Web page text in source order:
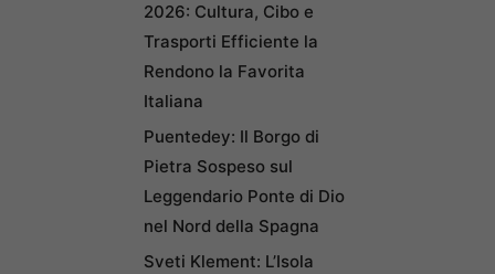
2026: Cultura, Cibo e
Trasporti Efficiente la
Rendono la Favorita
Italiana
Puentedey: Il Borgo di
Pietra Sospeso sul
Leggendario Ponte di Dio
nel Nord della Spagna
Sveti Klement: L’Isola